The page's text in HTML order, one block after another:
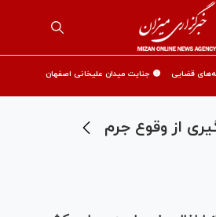
قضایی 🟡 جنایت میدان علیخانی اصفهان
از وقوع جرم